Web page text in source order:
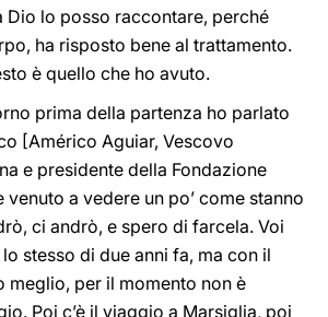
Dio lo posso raccontare, perché
ha risposto bene al trattamento.
è quello che ho avuto.
prima della partenza ho parlato
[Américo Aguiar, Vescovo
e presidente della Fondazione
venuto a vedere un po’ come stanno
ci andrò, e spero di farcela. Voi
stesso di due anni fa, ma con il
meglio, per il momento non è
Poi c’è il viaggio a Marsiglia, poi